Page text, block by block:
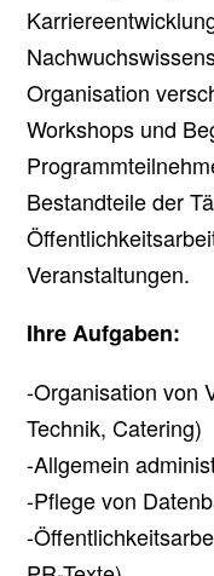
Organisation
Workshops und
Bestandteile der
Veranstaltungen.
Ihre Aufgaben:
-Organisation von
Technik, Catering)
-Allgemein
-Pflege von
-